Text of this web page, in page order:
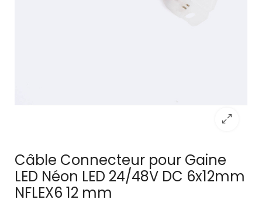
Câble Connecteur pour Gaine
LED Néon LED 24/48V DC 6x12mm
NFLEX6 12 mm